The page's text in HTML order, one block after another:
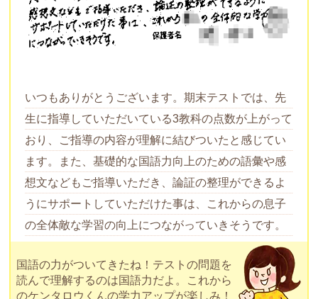
いつもありがとうございます。期末テストでは、先
生に指導していただいている3教科の点数が上がって
おり、ご指導の内容が理解に結びついたと感じてい
ます。また、基礎的な国語力向上のための語彙や感
想文などもご指導いただき、論証の整理ができるよ
うにサポートしていただけた事は、これからの息子
の全体敵な学習の向上につながっていきそうです。
国語の力がついてきたね！テストの問題を
読んで理解するのは国語力だよ。これから
のケンタロウくんの学力アップが楽しみ！